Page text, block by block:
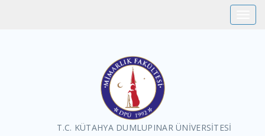
T.C. KÜTAHYA DUMLUPINAR ÜNİVERSİTESİ